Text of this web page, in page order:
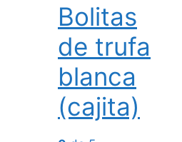
Bolitas
de trufa
blanca
(cajita)